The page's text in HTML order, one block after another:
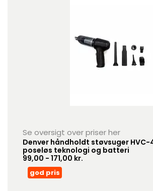
Se oversigt over priser her
Denver håndholdt støvsuger HVC-
poseløs teknologi og batteri
99,00 - 171,00 kr.
god pris